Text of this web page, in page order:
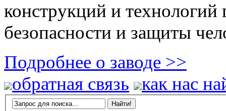
конструкций и
безопасности и защиты
Подробнее о заводе >>
обратная связь
как нас